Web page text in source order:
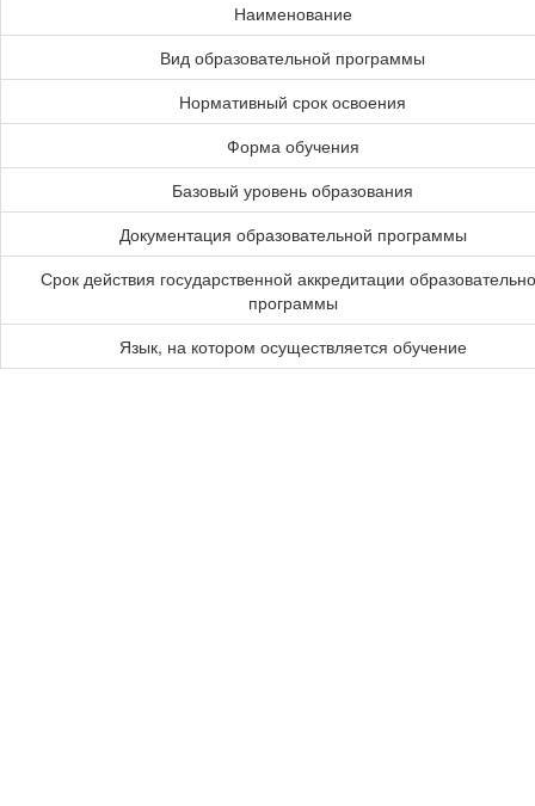
Наименование
Вид образовательной программы
Нормативный срок освоения
Форма обучения
Базовый уровень образования
Документация образовательной программы
Срок действия государственной аккредитации
программы
Язык, на котором осуществляется обучение